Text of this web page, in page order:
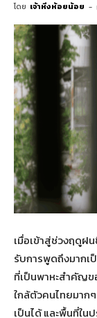
โดย เจ้าหิ่งห้อยน้อย -
เมื่อเข้าสู่ช่วงฤดูฝ
รับการพูดถึงมากเ
ที่เป็นพาหะสำคัญข
ใกล้ตัวคนไทยมาก
เป็นได้ และพื้นที่ใน